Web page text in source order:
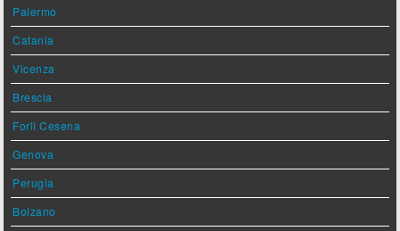
Palermo
Catania
Vicenza
Brescia
Forlì Cesena
Genova
Perugia
Bolzano